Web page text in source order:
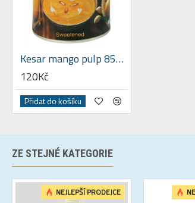
Kesar mango pulp 850 G
120Kč
Přidat do košíku
ZE STEJNÉ KATEGORIE
NEJLEPŠÍ PRODEJCE